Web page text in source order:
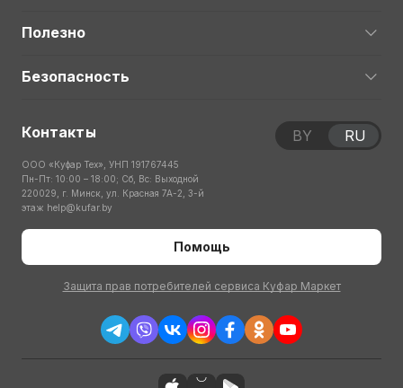
Полезно
Безопасность
Контакты
ООО «Куфар Тех», УНП 191767445
Пн-Пт: 10:00 – 18:00; Сб, Вс: Выходной
220029, г. Минск, ул. Красная 7А-2, 3-й
этаж help@kufar.by
Помощь
Защита прав потребителей сервиса Куфар Маркет
BY RU